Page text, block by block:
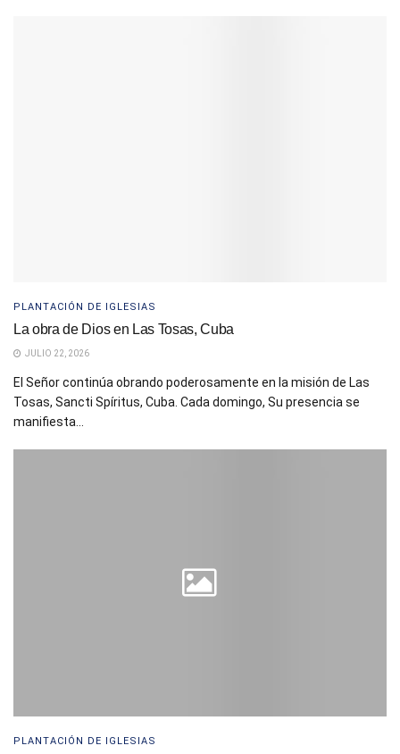
PLANTACIÓN DE IGLESIAS
La obra de Dios en Las Tosas, Cuba
JULIO 22, 2026
El Señor continúa obrando poderosamente en la misión de Las
Tosas, Sancti Spíritus, Cuba. Cada domingo, Su presencia se
manifiesta...
PLANTACIÓN DE IGLESIAS